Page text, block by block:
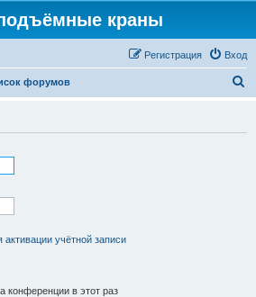
краны
Вход
Регистрация
форумов
учётной записи
конференции в этот раз